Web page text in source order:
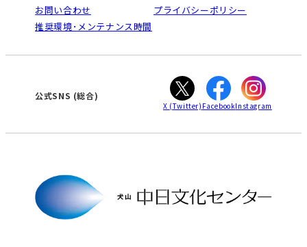
ご利用ガイド
オンライン講座受講の手順
WEBサイトのよくある質問
南大高
犬山
高蔵寺
大垣
津
お問い合わせ
プライバシーポリシー
推奨環境･メンテナンス時間
公式SNS (総合)
X (Twitter) FacebookInstagram